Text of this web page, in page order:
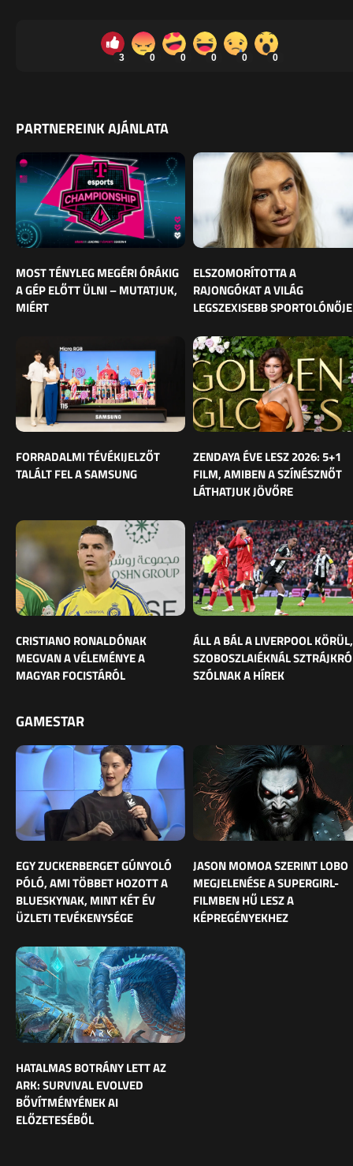
3 0 0 0 0 0
PARTNEREINK AJÁNLATA
MOST TÉNYLEG MEGÉRI ÓRÁKIG
A GÉP ELŐTT ÜLNI – MUTATJUK,
MIÉRT
ELSZOMORÍTOTTA A
RAJONGÓKAT A VILÁG
LEGSZEXISEBB SPORTOLÓNŐJE
FORRADALMI TÉVÉKIJELZŐT
TALÁLT FEL A SAMSUNG
ZENDAYA ÉVE LESZ 2026: 5+1
FILM, AMIBEN A SZÍNÉSZNŐT
LÁTHATJUK JÖVŐRE
CRISTIANO RONALDÓNAK
MEGVAN A VÉLEMÉNYE A
MAGYAR FOCISTÁRÓL
ÁLL A BÁL A LIVERPOOL KÖRÜL,
SZOBOSZLAIÉKNÁL
SZÓLNAK A HÍREK
GAMESTAR
EGY ZUCKERBERGET GÚNYOLÓ
PÓLÓ, AMI TÖBBET HOZOTT A
BLUESKYNAK, MINT KÉT ÉV
ÜZLETI TEVÉKENYSÉGE
JASON MOMOA SZERINT LOBO
MEGJELENÉSE A SUPERGIRL-
FILMBEN HŰ LESZ A
KÉPREGÉNYEKHEZ
HATALMAS BOTRÁNY LETT AZ
ARK: SURVIVAL EVOLVED
BŐVÍTMÉNYÉNEK AI
ELŐZETESÉBŐL